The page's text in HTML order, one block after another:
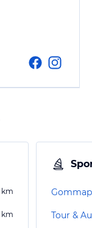
km
km Tour &